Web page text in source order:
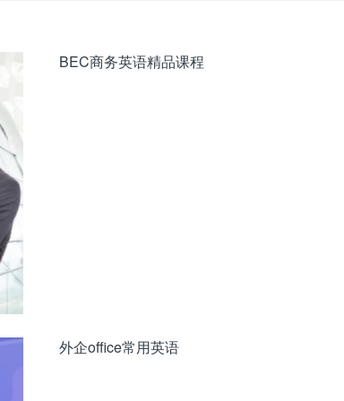
BEC商务英语精品课程
外企office常用英语